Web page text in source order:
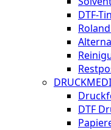
DTF-
DTF